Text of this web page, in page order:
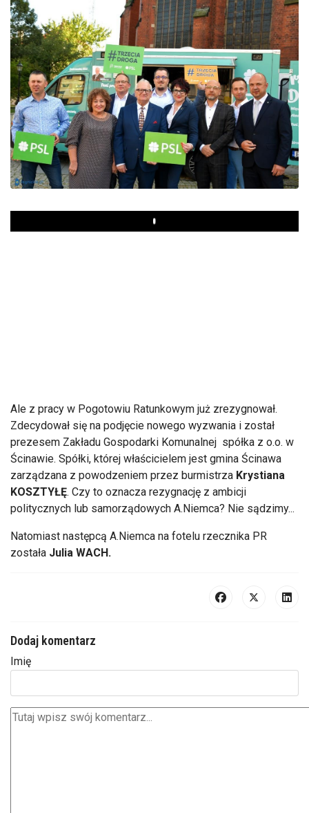
Play
Ale z pracy w Pogotowiu Ratunkowym już zrezygnował.
Zdecydował się na podjęcie nowego wyzwania i został
prezesem Zakładu Gospodarki Komunalnej spółka z o.o. w
Ścinawie. Spółki, której właścicielem jest gmina Ścinawa
zarządzana z powodzeniem przez burmistrza Krystiana
KOSZTYŁĘ. Czy to oznacza rezygnację z ambicji
politycznych lub samorządowych A.Niemca? Nie sądzimy...
Natomiast następcą A.Niemca na fotelu rzecznika PR
została Julia WACH.
Dodaj komentarz
Imię